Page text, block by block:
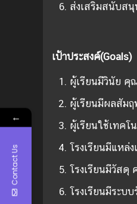
ส่งเสริมสนับส
เป้าประสงค์(Goals)
ผู้เรียนมีวินัย คุ
ผู้เรียนมีผลสัมฤ
ผู้เรียนใช้เทคโ
โรงเรียนมีแหล่
โรงเรียนมีวัสดุ
โรงเรียนมีระบ
←
Contact Us